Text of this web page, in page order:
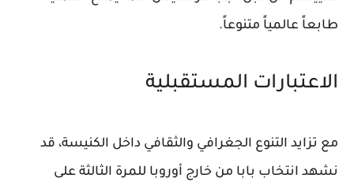
طابعاً عالمياً متنوعاً.
الاعتبارات المستقبلية
مع تزايد التنوع الجغرافي والثقافي داخل الكنيسة، قد
نشهد انتخاب بابا من خارج أوروبا للمرة الثالثة على